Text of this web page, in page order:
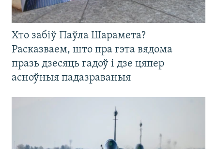
Хто забіў Паўла Шарамета?
Расказваем, што пра гэта вядома
празь дзесяць гадоў і дзе цяпер
асноўныя падазраваныя